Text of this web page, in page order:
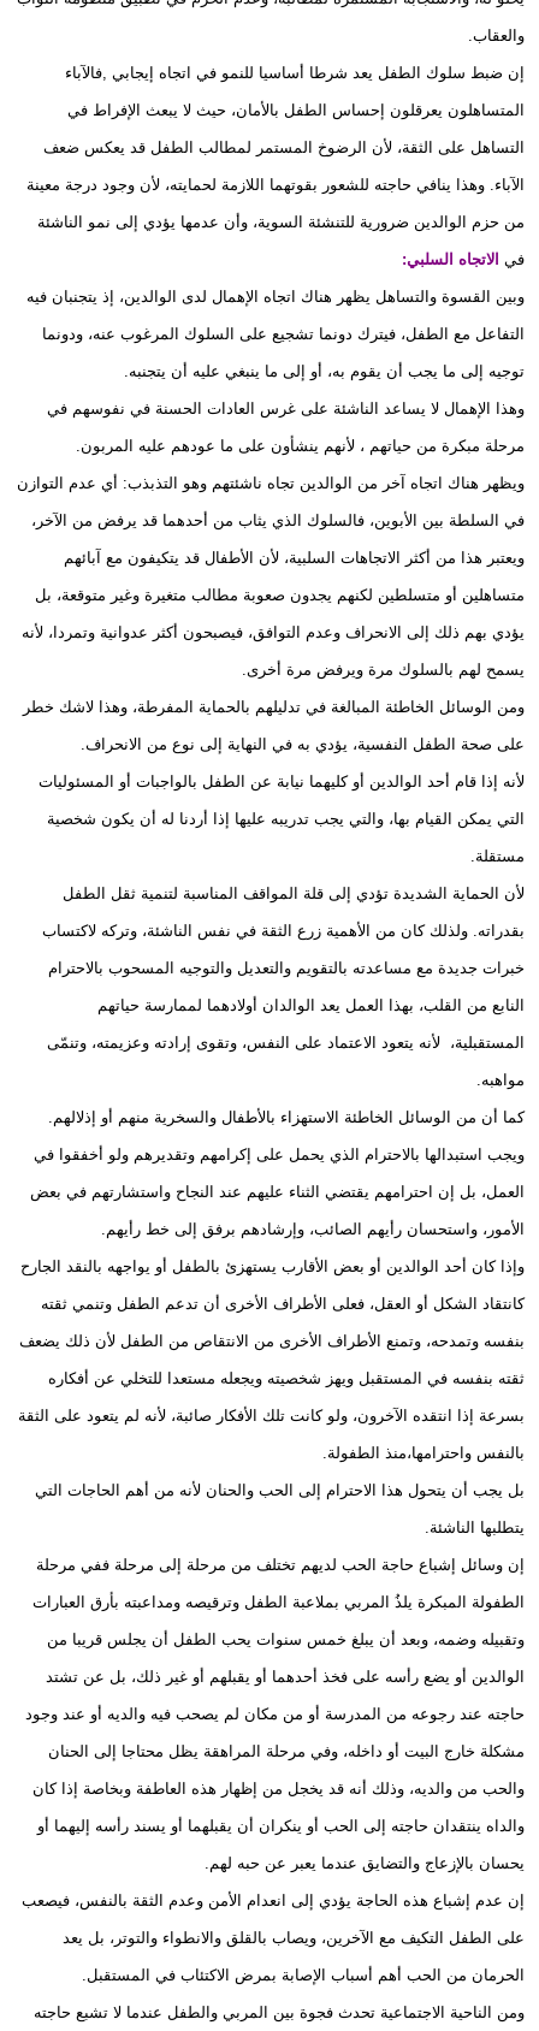
والعقاب.
إن ضبط سلوك الطفل يعد شرطا أساسيا للنمو في اتجاه إيجابي ,فالآباء
المتساهلون يعرقلون إحساس الطفل بالأمان، حيث لا يبعث الإفراط في
التساهل على الثقة، لأن الرضوخ المستمر لمطالب الطفل قد يعكس ضعف
الآباء. وهذا ينافي حاجته للشعور بقوتهما اللازمة لحمايته، لأن وجود درجة معينة
من حزم الوالدين ضرورية للتنشئة السوية، وأن عدمها يؤدي إلى نمو الناشئة
في الاتجاه السلبي:
وبين القسوة والتساهل يظهر هناك اتجاه الإهمال لدى الوالدين، إذ يتجنبان فيه
التفاعل مع الطفل، فيترك دونما تشجيع على السلوك المرغوب عنه، ودونما
توجيه إلى ما يجب أن يقوم به، أو إلى ما ينبغي عليه أن يتجنبه.
وهذا الإهمال لا يساعد الناشئة على غرس العادات الحسنة في نفوسهم في
مرحلة مبكرة من حياتهم ، لأنهم ينشأون على ما عودهم عليه المربون.
ويظهر هناك اتجاه آخر من الوالدين تجاه ناشئتهم وهو التذبذب: أي عدم التوازن
في السلطة بين الأبوين، فالسلوك الذي يثاب من أحدهما قد يرفض من الآخر،
ويعتبر هذا من أكثر الاتجاهات السلبية، لأن الأطفال قد يتكيفون مع آبائهم
متساهلين أو متسلطين لكنهم يجدون صعوبة مطالب متغيرة وغير متوقعة، بل
يؤدي بهم ذلك إلى الانحراف وعدم التوافق، فيصبحون أكثر عدوانية وتمردا، لأنه
يسمح لهم بالسلوك مرة ويرفض مرة أخرى.
ومن الوسائل الخاطئة المبالغة في تدليلهم بالحماية المفرطة، وهذا لاشك خطر
على صحة الطفل النفسية، يؤدي به في النهاية إلى نوع من الانحراف.
لأنه إذا قام أحد الوالدين أو كليهما نيابة عن الطفل بالواجبات أو المسئوليات
التي يمكن القيام بها، والتي يجب تدريبه عليها إذا أردنا له أن يكون شخصية
مستقلة.
لأن الحماية الشديدة تؤدي إلى قلة المواقف المناسبة لتنمية ثقل الطفل
بقدراته. ولذلك كان من الأهمية زرع الثقة في نفس الناشئة، وتركه لاكتساب
خبرات جديدة مع مساعدته بالتقويم والتعديل والتوجيه المسحوب بالاحترام
النابع من القلب، بهذا العمل يعد الوالدان أولادهما لممارسة حياتهم
المستقبلية، لأنه يتعود الاعتماد على النفس، وتقوى إرادته وعزيمته، وتنمّى
مواهبه.
كما أن من الوسائل الخاطئة الاستهزاء بالأطفال والسخرية منهم أو إذلالهم.
ويجب استبدالها بالاحترام الذي يحمل على إكرامهم وتقديرهم ولو أخفقوا في
العمل، بل إن احترامهم يقتضي الثناء عليهم عند النجاح واستشارتهم في بعض
الأمور، واستحسان رأيهم الصائب، وإرشادهم برفق إلى خط رأيهم.
وإذا كان أحد الوالدين أو بعض الأقارب يستهزئ بالطفل أو يواجهه بالنقد الجارح
كانتقاد الشكل أو العقل، فعلى الأطراف الأخرى أن تدعم الطفل وتنمي ثقته
بنفسه وتمدحه، وتمنع الأطراف الأخرى من الانتقاص من الطفل لأن ذلك يضعف
ثقته بنفسه في المستقبل ويهز شخصيته ويجعله مستعدا للتخلي عن أفكاره
بسرعة إذا انتقده الآخرون، ولو كانت تلك الأفكار صائبة، لأنه لم يتعود على الثقة
بالنفس واحترامها،منذ الطفولة.
بل يجب أن يتحول هذا الاحترام إلى الحب والحنان لأنه من أهم الحاجات التي
يتطلبها الناشئة.
إن وسائل إشباع حاجة الحب لديهم تختلف من مرحلة إلى مرحلة ففي مرحلة
الطفولة المبكرة يلذُ المربي بملاعبة الطفل وترقيصه ومداعبته بأرق العبارات
وتقبيله وضمه، وبعد أن يبلغ خمس سنوات يحب الطفل أن يجلس قريبا من
الوالدين أو يضع رأسه على فخذ أحدهما أو يقبلهم أو غير ذلك، بل عن تشتد
حاجته عند رجوعه من المدرسة أو من مكان لم يصحب فيه والديه أو عند وجود
مشكلة خارج البيت أو داخله، وفي مرحلة المراهقة يظل محتاجا إلى الحنان
والحب من والديه، وذلك أنه قد يخجل من إظهار هذه العاطفة وبخاصة إذا كان
والداه ينتقدان حاجته إلى الحب أو ينكران أن يقبلهما أو يسند رأسه إليهما أو
يحسان بالإزعاج والتضايق عندما يعبر عن حبه لهم.
إن عدم إشباع هذه الحاجة يؤدي إلى انعدام الأمن وعدم الثقة بالنفس، فيصعب
على الطفل التكيف مع الآخرين، ويصاب بالقلق والانطواء والتوتر، بل يعد
الحرمان من الحب أهم أسباب الإصابة بمرض الاكتئاب في المستقبل.
ومن الناحية الاجتماعية تحدث فجوة بين المربي والطفل عندما لا تشبع حاجته